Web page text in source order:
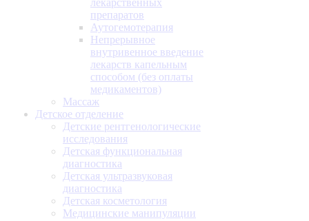
лекарственных
препаратов
Аутогемотерапия
Непрерывное
внутривенное введение
лекарств капельным
способом (без оплаты
медикаментов)
Массаж
Детское отделение
Детские рентгенологические
исследования
Детская функциональная
диагностика
Детская ультразвуковая
диагностика
Детская косметология
Медицинские манипуляции